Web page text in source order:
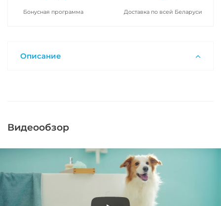
Бонусная программа Доставка по всей Беларуси
Описание
Видеообзор